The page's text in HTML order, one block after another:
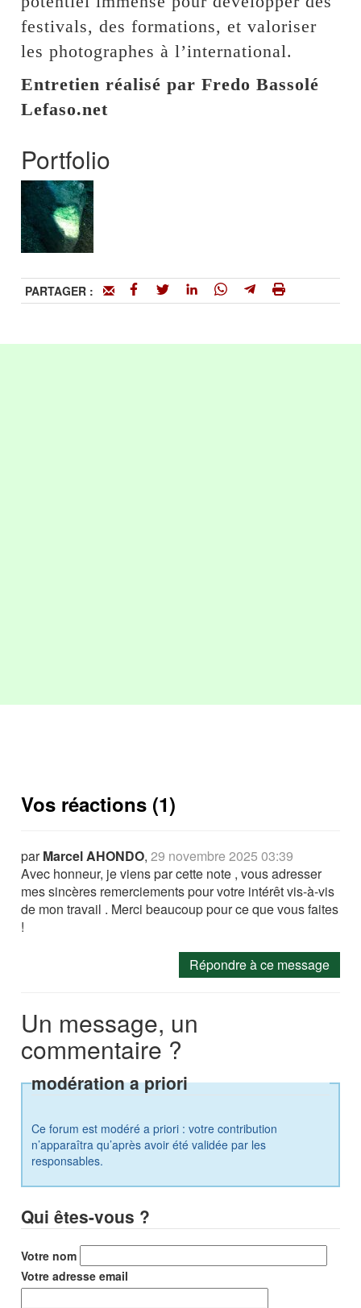
festivals, des formations, et valoriser
les photographes à l’international.
Entretien réalisé par Fredo Bassolé
Lefaso.net
Portfolio
PARTAGER :
Vos réactions (1)
parMarcel AHONDO,29 novembre 2025 03:39
Avec honneur, je viens par cette note , vous adresser
mes sincères remerciements pour votre intérêt vis-à-vis
de mon travail . Merci beaucoup pour ce que vous faites
!
Répondre à ce message
Un message, un
commentaire ?
modération a priori
Ce forum est modéré a priori : votre contribution
n’apparaîtra qu’après avoir été validée par les
responsables.
Qui êtes-vous ?
Votre nom
Votre adresse email